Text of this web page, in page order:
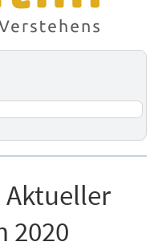
Aktueller
2020